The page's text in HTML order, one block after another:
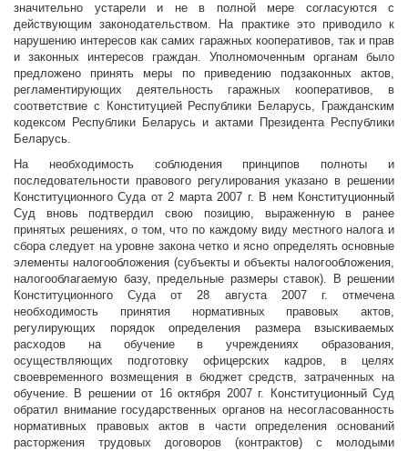
значительно устарели и не в полной мере согласуются с
действующим законодательством. На практике это приводило к
нарушению интересов как самих гаражных кооперативов, так и прав
и законных интересов граждан. Уполномоченным органам было
предложено принять меры по приведению подзаконных актов,
регламентирующих деятельность гаражных кооперативов, в
соответствие с Конституцией Республики Беларусь, Гражданским
кодексом Республики Беларусь и актами Президента Республики
Беларусь.
На необходимость соблюдения принципов полноты и
последовательности правового регулирования указано в решении
Конституционного Суда от 2 марта 2007 г. В нем Конституционный
Суд вновь подтвердил свою позицию, выраженную в ранее
принятых решениях, о том, что по каждому виду местного налога и
сбора следует на уровне закона четко и ясно определять основные
элементы налогообложения (субъекты и объекты налогообложения,
налогооблагаемую базу, предельные размеры ставок). В решении
Конституционного Суда от 28 августа 2007 г. отмечена
необходимость принятия нормативных правовых актов,
регулирующих порядок определения размера взыскиваемых
расходов на обучение в учреждениях образования,
осуществляющих подготовку офицерских кадров, в целях
своевременного возмещения в бюджет средств, затраченных на
обучение. В решении от 16 октября 2007 г. Конституционный Суд
обратил внимание государственных органов на несогласованность
нормативных правовых актов в части определения оснований
расторжения трудовых договоров (контрактов) с молодыми